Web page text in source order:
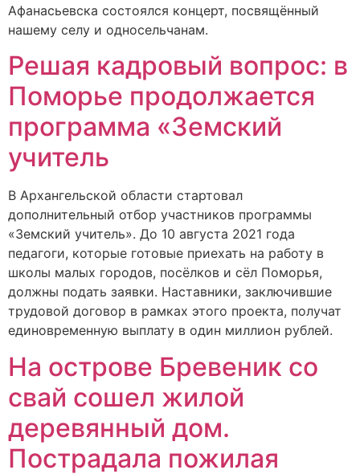
Афанасьевска состоялся концерт, посвящённый
нашему селу и односельчанам.
Решая кадровый вопрос: в
Поморье продолжается
программа «Земский
учитель
В Архангельской области стартовал
дополнительный отбор участников программы
«Земский учитель». До 10 августа 2021 года
педагоги, которые готовые приехать на работу в
школы малых городов, посёлков и сёл Поморья,
должны подать заявки. Наставники, заключившие
трудовой договор в рамках этого проекта, получат
единовременную выплату в один миллион рублей.
На острове Бревеник со
свай сошел жилой
деревянный дом.
Пострадала пожилая